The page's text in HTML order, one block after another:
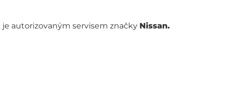
je autorizovaným servisem značky Nissan.